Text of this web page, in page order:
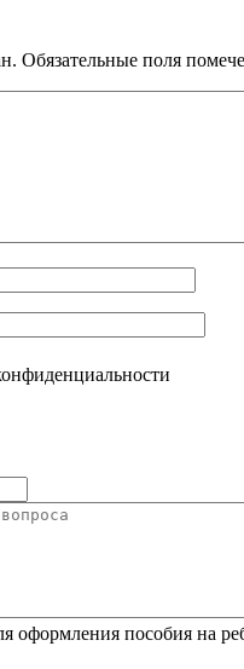
Обязательные поля
пособия на